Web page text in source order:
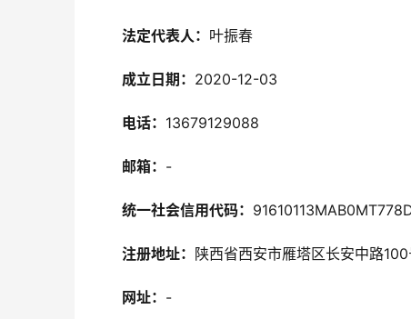
法定代表人： 叶振春
成立日期： 2020-12-03
电话： 13679129088
邮箱： -
统一社会信用代码：
注册地址： 陕西省西安市雁塔区长安中路
网址： -